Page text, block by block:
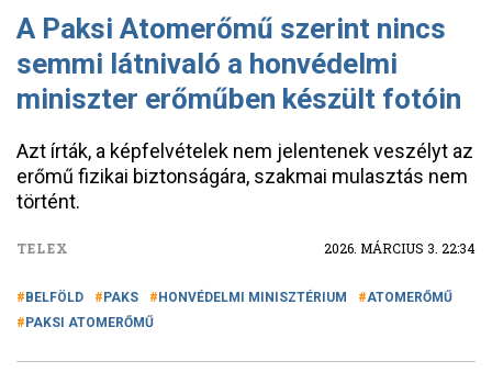
A Paksi Atomerőmű szerint nincs
semmi látnivaló a honvédelmi
miniszter erőműben készült fotóin
Azt írták, a képfelvételek nem jelentenek veszélyt az
erőmű fizikai biztonságára, szakmai mulasztás nem
történt.
TELEX 2026. MÁRCIUS 3. 22:34
BELFÖLD PAKS HONVÉDELMI MINISZTÉRIUM
ATOMERŐMŰ
PAKSI ATOMERŐMŰ